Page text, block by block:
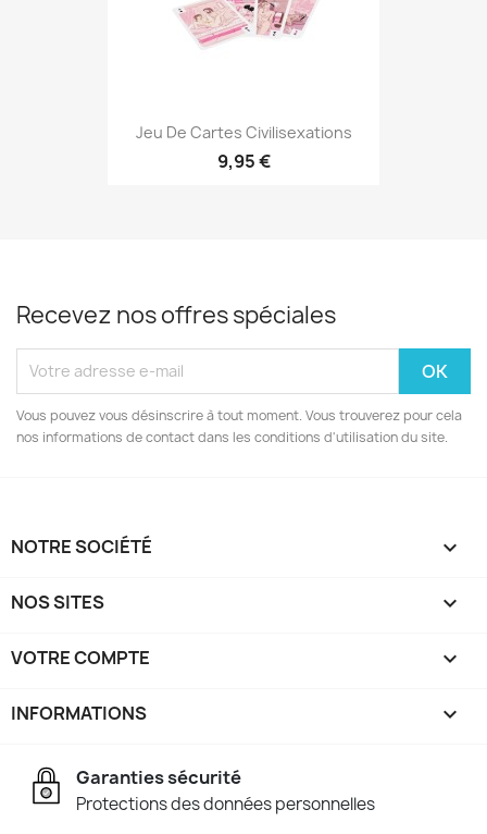
Jeu De Cartes Civilisexations
9,95 €
Recevez nos offres spéciales
Vous pouvez vous désinscrire à tout moment. Vous trouverez pour cela
nos informations de contact dans les conditions d'utilisation du site.
NOTRE SOCIÉTÉ 
NOS SITES 
VOTRE COMPTE 
INFORMATIONS keyboard_arrow_down
Garanties sécurité
Protections des données personnelles